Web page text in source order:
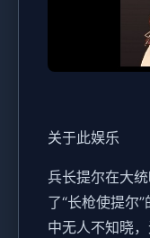
关于此娱乐
兵长提尔在大
了“长枪使提尔
中无人不知晓